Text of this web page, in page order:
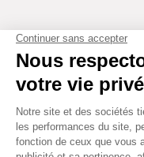
Tous droits
Mentions
Cookies